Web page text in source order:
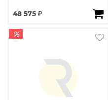
48 575 ₽
%